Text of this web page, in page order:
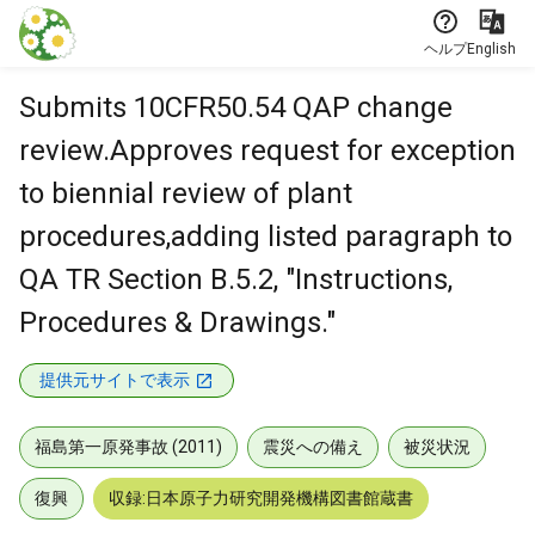
本文に飛ぶ
ヘルプEnglish
Submits 10CFR50.54 QAP change
review.Approves request for exception
to biennial review of plant
procedures,adding listed paragraph to
QA TR Section B.5.2, "Instructions,
Procedures & Drawings."
提供元サイトで表示
福島第一原発事故 (2011) 震災への備え 被災状況
復興 収録:日本原子力研究開発機構図書館蔵書